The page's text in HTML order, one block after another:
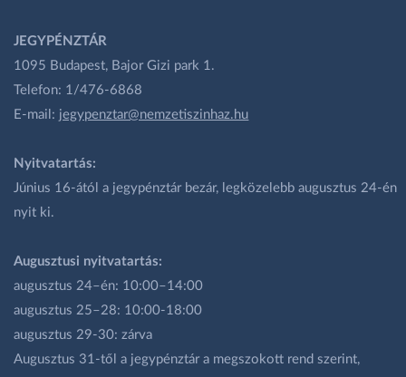
JEGYPÉNZTÁR
1095 Budapest, Bajor Gizi park 1.
Telefon: 1/476-6868
E-mail: jegypenztar@nemzetiszinhaz.hu
Nyitvatartás:
Június 16-ától a jegypénztár bezár, legközelebb augusztus 24-én
nyit ki.
Augusztusi nyitvatartás:
augusztus 24–én: 10:00–14:00
augusztus 25–28: 10:00-18:00
augusztus 29-30: zárva
Augusztus 31-től a jegypénztár a megszokott rend szerint,